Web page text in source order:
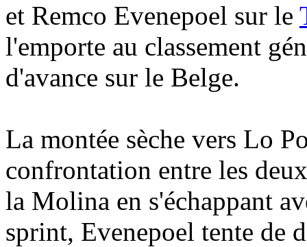
et Remco Evenepoel sur le
l'emporte au classement
d'avance sur le Belge.
La montée sèche vers Lo
confrontation entre les
la Molina en s'échappant
sprint, Evenepoel tente de